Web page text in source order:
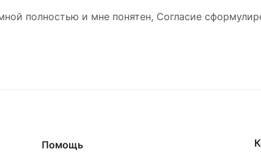
полностью и мне понятен, Согласие
Помощь